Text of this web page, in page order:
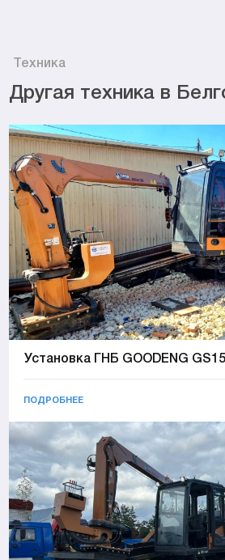
Техника
Другая техника в
Установка ГНБ GOODENG
ПОДРОБНЕЕ